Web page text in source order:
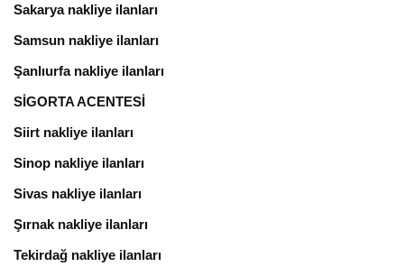
Sakarya nakliye ilanları
Samsun nakliye ilanları
Şanlıurfa nakliye ilanları
SİGORTA ACENTESİ
Siirt nakliye ilanları
Sinop nakliye ilanları
Sivas nakliye ilanları
Şırnak nakliye ilanları
Tekirdağ nakliye ilanları